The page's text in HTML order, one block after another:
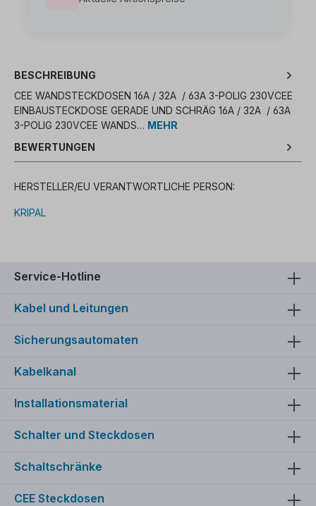
BESCHREIBUNG
CEE WANDSTECKDOSEN 16A / 32A / 63A 3-POLIG 230VCEE
EINBAUSTECKDOSE GERADE UND SCHRÄG 16A / 32A / 63A
3-POLIG 230VCEE WANDS… MEHR
BEWERTUNGEN
HERSTELLER/EU VERANTWORTLICHE PERSON:
KRIPAL
Service-Hotline
Kabel und Leitungen
Sicherungsautomaten
Kabelkanal
Installationsmaterial
Schalter und Steckdosen
Schaltschränke
CEE Steckdosen